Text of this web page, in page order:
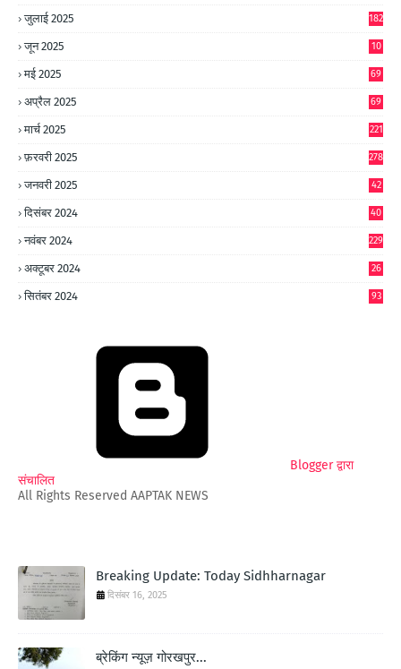
जुलाई 2025 182
जून 2025
10
मई 2025 69
अप्रैल 2025 69
मार्च 2025 221
फ़रवरी 2025 278
जनवरी 2025
42
दिसंबर 2024
40
नवंबर 2024 229
अक्टूबर 2024
26
सितंबर 2024 93
Blogger द्वारा
संचालित
All Rights Reserved AAPTAK NEWS
Breaking Update: Today Sidhharnagar
दिसंबर 16, 2025
ब्रेकिंग न्यूज़ गोरखपुर...